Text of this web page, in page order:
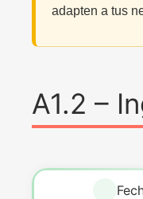
adapten a tus
A1.2 –